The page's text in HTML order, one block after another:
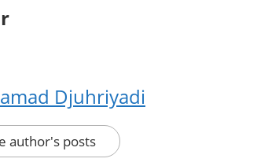
Djuhriyadi
author's posts